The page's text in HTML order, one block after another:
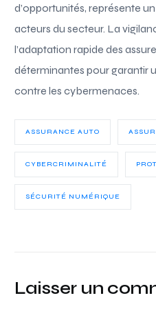
d’opportunités, représente
acteurs du secteur. La
l’adaptation rapide des
déterminantes pour garantir
contre les cybermenaces.
ASSURANCE AUTO
CYBERCRIMINALITÉ
SÉCURITÉ NUMÉRIQUE
Laisser un